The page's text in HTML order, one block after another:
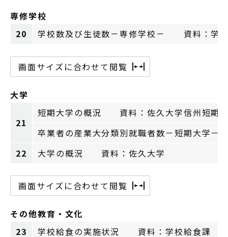
専修学校
20
学校数及び生徒数－専修学校－ 資料：学
画面サイズに合わせて閲覧
大学
21
短期大学の概況 資料：佐久大学信州短期
卒業者の産業大分類別就職者数－短期大学
22
大学の概況 資料：佐久大学
画面サイズに合わせて閲覧
その他教育・文化
23
学校給食の実施状況 資料：学校給食課